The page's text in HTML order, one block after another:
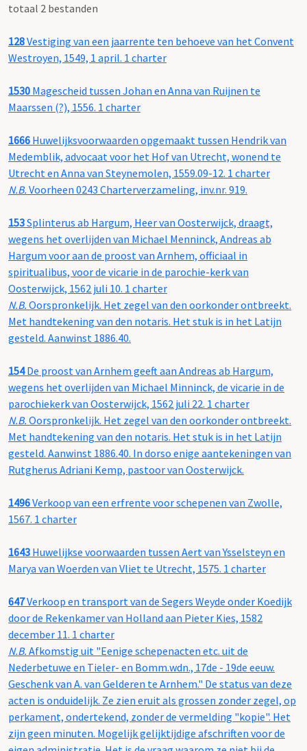
totaal 2 bestanden
128Vestiging van een jaarrente ten behoeve van het Convent
Westroyen, 1549, 1 april. 1 charter
1530 Magescheid tussen Johan en Anna van Ruijnen te
Maarssen (?), 1556. 1 charter
1666 Huwelijksvoorwaarden opgemaakt tussen Hendrik van
Medemblik, advocaat voor het Hof van Utrecht, wonend te
Utrecht en Anna van Steynemolen, 1559.09-12. 1 charter
N.B. Voorheen 0243 Charterverzameling, inv.nr. 919.
153Splinterus ab Hargum, Heer van Oosterwijck, draagt,
wegens het overlijden van Michael Menninck, Andreas ab
Hargum voor aan de proost van Arnhem, officiaal in
spiritualibus, voor de vicarie in de parochie-kerk van
Oosterwijck, 1562 juli 10. 1 charter
N.B. Oorspronkelijk. Het zegel van den oorkonder ontbreekt.
Met handtekening van den notaris. Het stuk is in het Latijn
gesteld. Aanwinst 1886.40.
154De proost van Arnhem geeft aan Andreas ab Hargum,
wegens het overlijden van Michael Minninck, de vicarie in de
parochiekerk van Oosterwijck, 1562 juli 22. 1 charter
N.B. Oorspronkelijk. Het zegel van den oorkonder ontbreekt.
Met handtekening van den notaris. Het stuk is in het Latijn
gesteld. Aanwinst 1886.40. In dorso enige aantekeningen van
Rutgherus Adriani Kemp, pastoor van Oosterwijck.
1496Verkoop van een erfrente voor schepenen van Zwolle,
1567. 1 charter
1643 Huwelijkse voorwaarden tussen Aert van Ysselsteyn en
Marya van Woerden van Vliet te Utrecht, 1575. 1 charter
647Verkoop en transport van de Segers Weyde onder Koedijk
door de Rekenkamer van Holland aan Pieter Kies, 1582
december 11. 1 charter
N.B. Afkomstig uit "Eenige schepenacten etc. uit de
Nederbetuwe en Tieler- en Bomm.wdn., 17de - 19de eeuw.
Geschenk van A. van Gelderen te Arnhem." De status van deze
acten is onduidelijk. Ze zien eruit als grossen zonder zegel, op
perkament, ondertekend, zonder de vermelding "kopie". Het
zijn geen minuten. Mogelijk gelijktijdige afschriften voor de